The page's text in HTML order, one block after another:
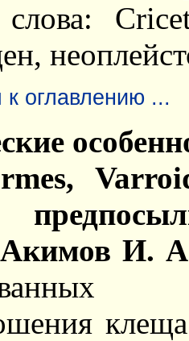
к оглавлению ...
Акимов И.